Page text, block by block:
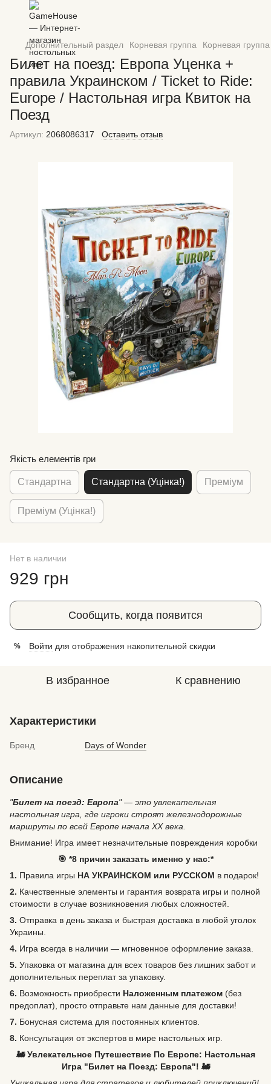
Дополнительный раздел Корневая группа Корневая
Билет на поезд: Европа Уценка +
правила Украинском / Ticket to Ride:
Europe / Настольная игра Квиток на
Поезд
Артикул: 2068086317 Оставить отзыв
Якість елементів гри
Стандартна Стандартна (Уцінка!) Преміум
Преміум (Уцінка!)
Нет в наличии
929 грн
Сообщить, когда появится
% Войти для отображения накопительной скидки
В избранное К сравнению
Характеристики
Бренд Days of Wonder
Описание
"Билет на поезд: Европа" — это увлекательная
настольная игра, где игроки строят железнодорожные
маршруты по всей Европе начала XX века.
Внимание! Игра имеет незначительные повреждения коробки
🎯 *8 причин заказать именно у нас:*
1. Правила игры НА УКРАИНСКОМ или РУССКОМ в подарок!
2. Качественные элементы и гарантия возврата игры и полной
стоимости в случае возникновения любых сложностей.
3. Отправка в день заказа и быстрая доставка в любой уголок
Украины.
4. Игра всегда в наличии — мгновенное оформление заказа.
5. Упаковка от магазина для всех товаров без лишних забот и
дополнительных переплат за упаковку.
6. Возможность приобрести Наложенным платежом (без
предоплат), просто отправьте нам данные для доставки!
7. Бонусная система для постоянных клиентов.
8. Консультация от экспертов в мире настольных игр.
🚂 Увлекательное Путешествие По Европе: Настольная
Игра "Билет на Поезд: Европа"! 🚂